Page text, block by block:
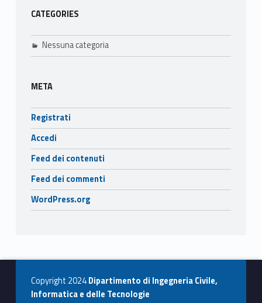
CATEGORIES
Nessuna categoria
META
Registrati
Accedi
Feed dei contenuti
Feed dei commenti
WordPress.org
Copyright 2024Dipartimento di Ingegneria Civile,
Informatica e delle Tecnologie